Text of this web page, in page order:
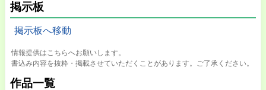
掲示板
掲示板へ移動
情報提供はこちらへお願いします。
書込み内容を抜粋・掲載させていただくことがあります。ご了承ください。
作品一覧